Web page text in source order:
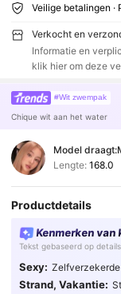
Veilige betalingen
Verkocht en
Informatie en
klik hier om deze
#Wit zwempak
Chique wit aan het water
Model draagt:
Lengte: 168.0
Productdetails
Kenmerken
Tekst gebaseerd op details
Sexy:
Strand, Vakantie: